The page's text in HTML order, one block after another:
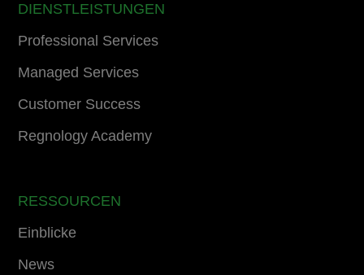
DIENSTLEISTUNGEN
Professional Services
Managed Services
Customer Success
Regnology Academy
RESSOURCEN
Einblicke
News